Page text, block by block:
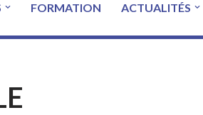
FORMATION ACTUALITÉS